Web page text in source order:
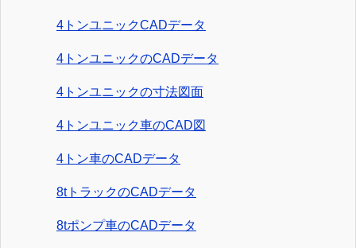
4トンユニックCADデータ
4トンユニックのCADデータ
4トンユニックの寸法図面
4トンユニック車のCAD図
4トン車のCADデータ
8tトラックのCADデータ
8tポンプ車のCADデータ